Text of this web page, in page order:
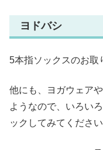
ヨドバシ
5本指ソックスのお取
他にも、ヨガウェア
ようなので、いろい
ックしてみてくださ